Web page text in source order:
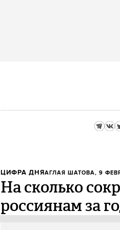
ЦИФРА ДНЯАГЛАЯ ШАТОВА, 9
На сколько
россиянам за